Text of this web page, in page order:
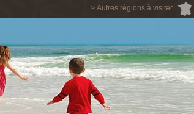
> Autres régions à visiter